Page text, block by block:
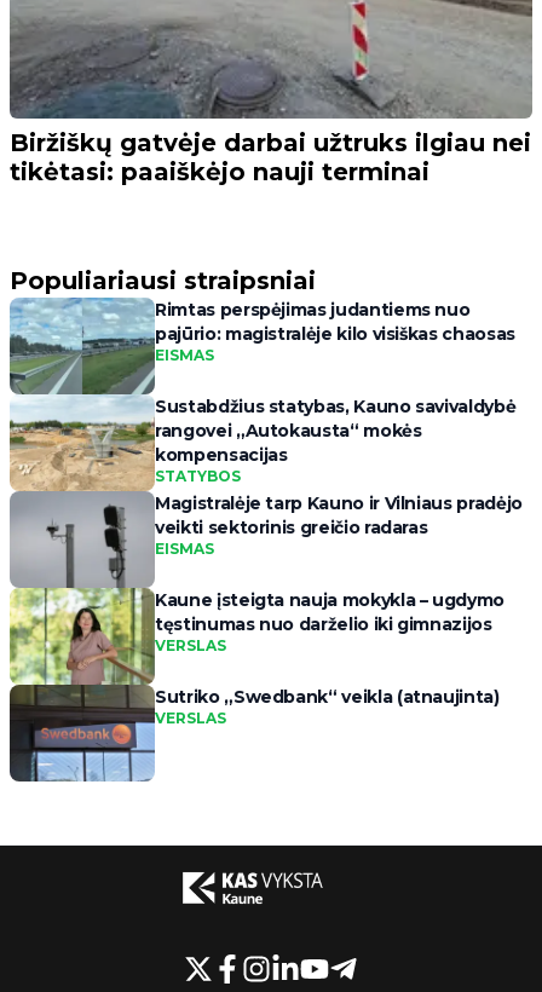
Biržiškų gatvėje darbai užtruks ilgiau nei
tikėtasi: paaiškėjo nauji terminai
Populiariausi straipsniai
Rimtas perspėjimas judantiems nuo
pajūrio: magistralėje kilo visiškas chaosas
EISMAS
Sustabdžius statybas, Kauno savivaldybė
rangovei „Autokausta“ mokės
kompensacijas
STATYBOS
Magistralėje tarp Kauno ir Vilniaus pradėjo
veikti sektorinis greičio radaras
EISMAS
Kaune įsteigta nauja mokykla – ugdymo
tęstinumas nuo darželio iki gimnazijos
VERSLAS
Sutriko „Swedbank“ veikla (atnaujinta)
VERSLAS